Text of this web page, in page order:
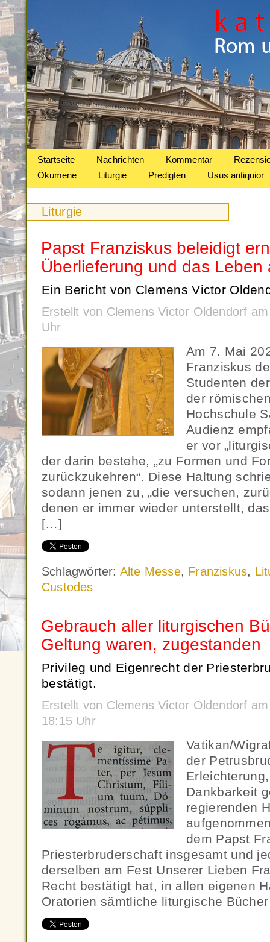
Startseite Nachrichten Kommentar
Ökumene
Liturgie Predigten Usus antiquior
Liturgie
Papst Franziskus beleidigt
Überlieferung und das Leben
Ein Bericht von Clemens Victor
Erstellt von Clemens Victor Oldendorf
Uhr
Am 7. Mai
Franziskus
Studenten
der
Hochschule
Audienz
er vor
der darin bestehe, „zu Formen und
zurückzukehren“. Diese Haltung
sodann jenen zu, „die versuchen,
denen er immer wieder unterstellt,
[…]
Schlagwörter: Alte Messe, Franziskus,
Custodes
Gebrauch aller liturgischen
Geltung waren, zugestanden
Privileg und Eigenrecht der
bestätigt.
Erstellt von Clemens Victor Oldendorf
18:15 Uhr
Vatikan/
der
Dankbarkeit
regierenden
dem Papst
Priesterbruderschaft insgesamt und
derselben am Fest Unserer Lieben
Recht bestätigt hat, in allen eigenen
Oratorien sämtliche liturgische